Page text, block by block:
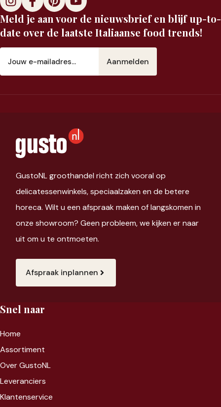
Meld je aan voor de nieuwsbrief en blijf up-to-
date over de laatste Italiaanse food trends!
mailadres
GustoNL groothandel richt zich vooral op
delicatessenwinkels, speciaalzaken en de betere
horeca. Wilt u een afspraak maken of langskomen in
onze showroom? Geen probleem, we kijken er naar
uit om u te ontmoeten.
Afspraak inplannen
Snel naar
Home
Assortiment
Over GustoNL
Leveranciers
Klantenservice